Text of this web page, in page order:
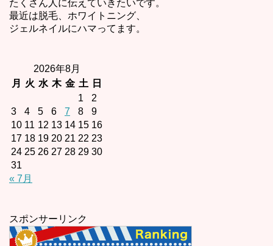
たくさん人に伝えていきたいです。
最近は脱毛、ホワイトニング、
ジェルネイルにハマってます。
2026年8月
月
火 水 木 金 土
日
1
2
3
4 5 6 7 8
9
10 11 12 13 14 15 16
17 18 19 20 21 22 23
24 25 26 27 28 29 30
31
« 7月
スポンサーリンク